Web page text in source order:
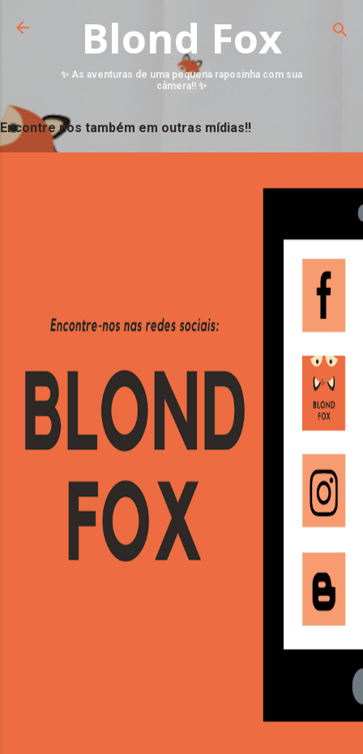
Blond Fox
✨ As aventuras de uma pequena raposinha com sua
câmera!! ✨
Encontre nos também em outras mídias!!